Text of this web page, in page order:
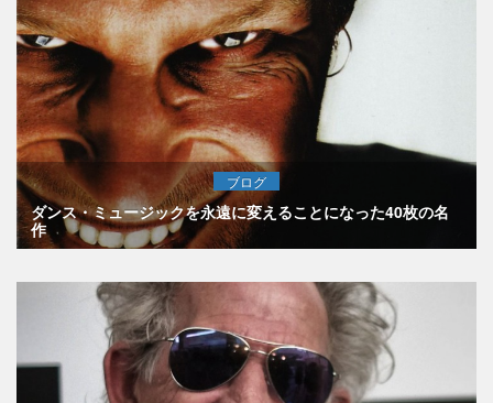
ブログ
ダンス・ミュージックを永遠に変えることになった40枚の名
作